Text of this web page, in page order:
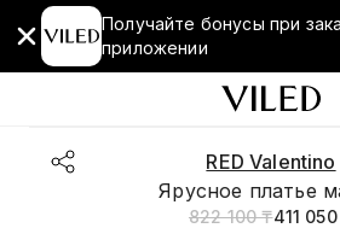
Получайте бонусы при
приложении
RED Valentino
Ярусное платье
822 100 ₸411